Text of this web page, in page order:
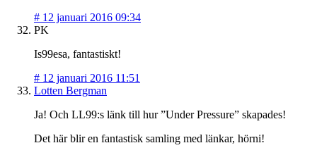
# 12 januari 2016 09:34
PK
Is99esa, fantastiskt!
# 12 januari 2016 11:51
Lotten Bergman
Ja! Och LL99:s länk till hur ”Under Pressure” skapades!
Det här blir en fantastisk samling med länkar, hörni!